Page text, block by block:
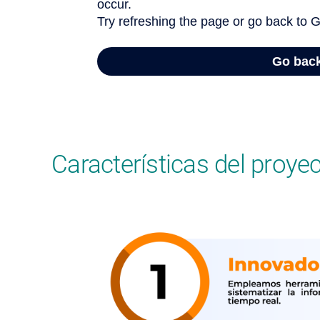
Características del